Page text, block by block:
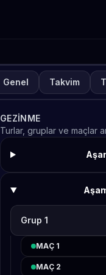
TURNUVA
Hafta
Düzenleyen TETO
Genel Takvim
GEZINME
Turlar, gruplar ve maçlar
Grup 1
MAÇ 1
MAÇ 2